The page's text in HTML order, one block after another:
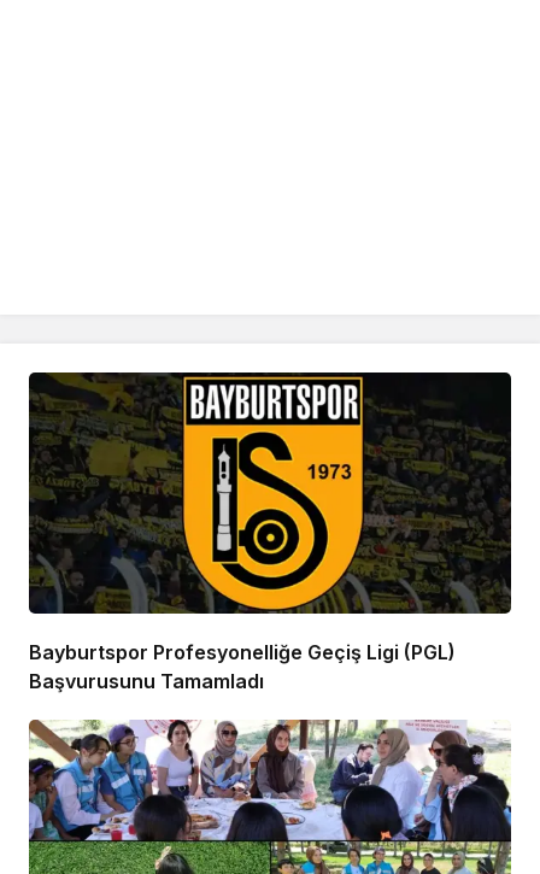
Bayburtspor Profesyonelliğe Geçiş Ligi (PGL)
Başvurusunu Tamamladı